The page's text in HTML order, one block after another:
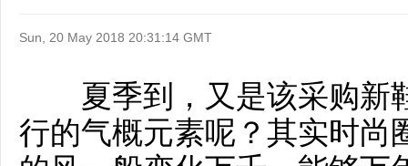
Sun, 20 May 2018 20:31:14 GMT
夏季到，又是该采购新
行的气概元素呢？其实时尚